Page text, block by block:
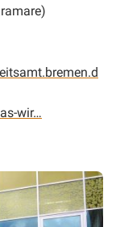
wir…